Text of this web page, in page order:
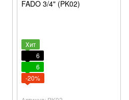
Хит
6
6
-20%